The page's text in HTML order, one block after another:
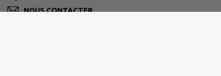
NOUS CONTACTER